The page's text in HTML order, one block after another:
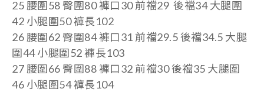
25 腰圍58臀圍80褲口30前襠29 後襠34 大腿圍
42 小腿圍50褲長102
26 腰圍62臀圍84褲口31 前襠29.5 後襠34.5 大腿
圍44小腿圍52 褲長103
27 腰圍66 臀圍88褲口32 前襠30 後襠35 大腿圍
46 小腿圍54 褲長104